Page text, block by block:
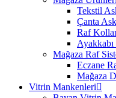
Tekstil
Çanta
Raf
Mağaza Raf
Eczane
Mağaza
Vitrin Mankenleri